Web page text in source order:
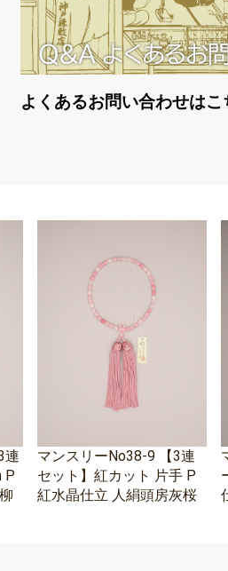
よくあるお問い合わせはこ
連
P
マンスリーNo38-9 【3連
セット】紅カット 片手 P
紅水晶仕立 人絹頭房灰桜